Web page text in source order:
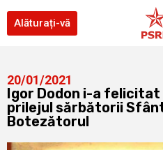
Alăturați-vă
20/01/2021
Igor Dodon i-a
prilejul sărbătorii
Botezătorul